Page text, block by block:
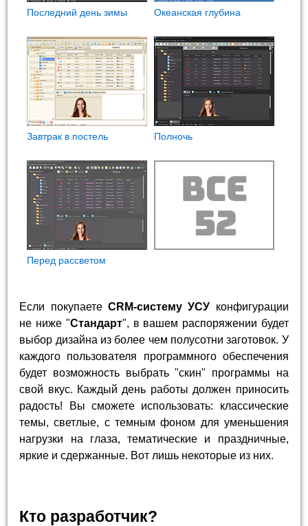
Последний день зимы Океанская глубина
Завтрак в постель Полночь
Перед рассветом
Если покупаете CRM-систему УСУ конфигурации
не ниже "Стандарт", в вашем распоряжении будет
выбор дизайна из более чем полусотни заготовок. У
каждого пользователя программного обеспечения
будет возможность выбрать "скин" программы на
свой вкус. Каждый день работы должен приносить
радость! Вы сможете использовать: классические
темы, светлые, с темным фоном для уменьшения
нагрузки на глаза, тематические и праздничные,
яркие и сдержанные. Вот лишь некоторые из них.
Кто разработчик?